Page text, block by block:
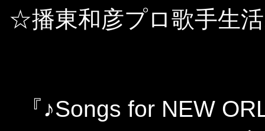
☆播東和彦プロ歌手生
『♪Songs for NEW